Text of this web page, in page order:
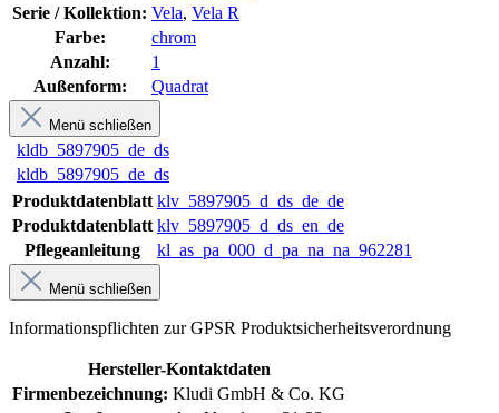
Serie / Kollektion: Vela, Vela R
Farbe:
chrom
Anzahl:
1
Außenform:
Quadrat
Menü schließen
kldb_5897905_de_ds
kldb_5897905_de_ds
Produktdatenblatt klv_5897905_d_ds_de_de
Produktdatenblatt klv_5897905_d_ds_en_de
Pflegeanleitung
kl_as_pa_000_d_pa_na_na_962281
Menü schließen
Informationspflichten zur GPSR Produktsicherheitsverordnung
Hersteller-Kontaktdaten
Firmenbezeichnung: Kludi GmbH & Co. KG